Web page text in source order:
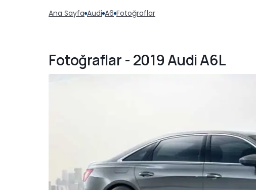
Ana Sayfa Audi A6 Fotoğraflar
Fotoğraflar - 2019 Audi A6L